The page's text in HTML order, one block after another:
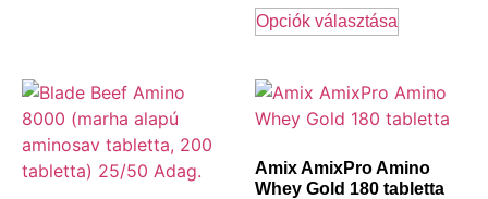
Opciók választása
Amix AmixPro Amino
Whey Gold 180 tabletta